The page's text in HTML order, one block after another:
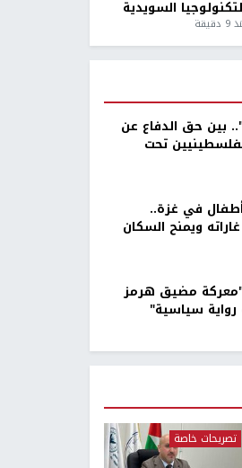
السويدية
بين حق الدفاع عن
تحت
في غزة..
ويمنح السكان
"معركة مضيق هرمز
سياسية"
تصريحات خاصة